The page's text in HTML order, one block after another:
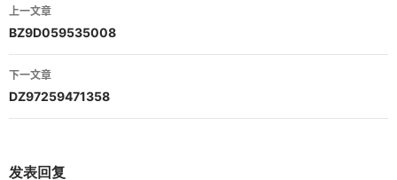
章
导
航
上一文章
BZ9D059535008
下一文章
DZ97259471358
发表回复